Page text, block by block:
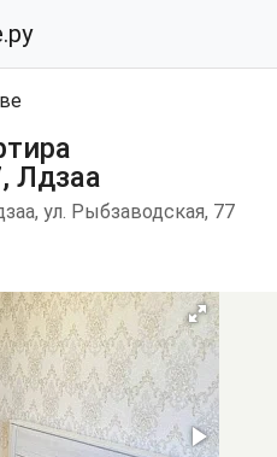
Лдзаа
ул. Рыбзаводская, 77